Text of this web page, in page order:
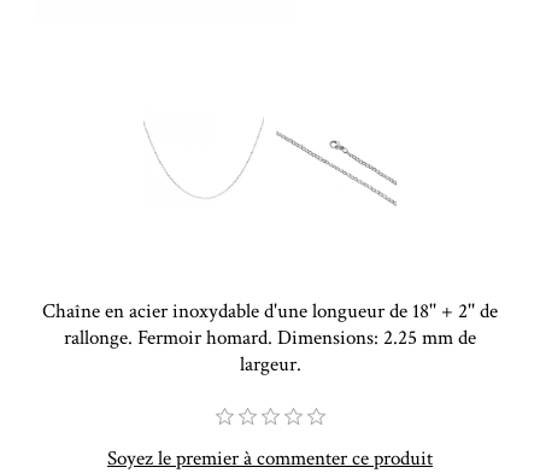
Chaîne en acier inoxydable d'une longueur de 18'' + 2'' de
rallonge. Fermoir homard. Dimensions: 2.25 mm de
largeur.
Soyez le premier à commenter ce produit